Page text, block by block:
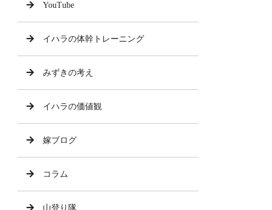
YouTube
イハラの体幹トレーニング
みずきの考え
イハラの価値観
嫁ブログ
コラム
山登り隊